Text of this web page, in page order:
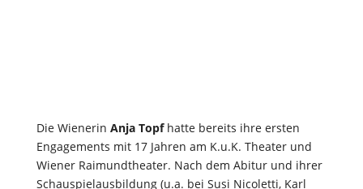
Die Wienerin Anja Topfhatte bereits ihre ersten
Engagements mit 17 Jahren am K.u.K. Theater und
Wiener Raimundtheater. Nach dem Abitur und ihrer
Schauspielausbildung (u.a. bei Susi Nicoletti, Karl